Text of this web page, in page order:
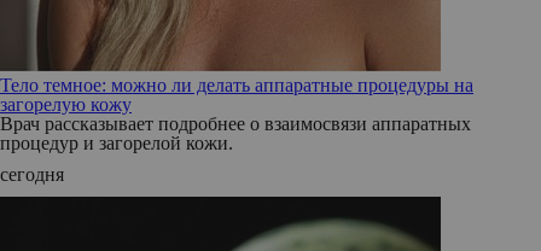
Тело темное: можно ли делать аппаратные процедуры на
загорелую кожу
Врач рассказывает подробнее о взаимосвязи аппаратных
процедур и загорелой кожи.
сегодня